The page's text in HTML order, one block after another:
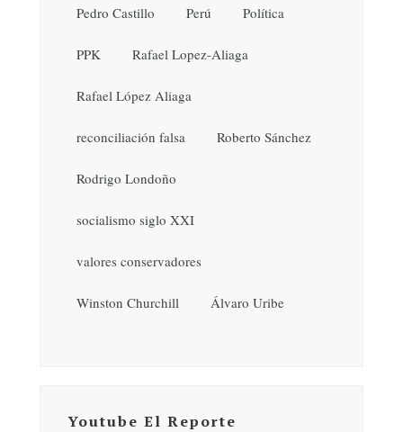
Pedro Castillo Perú Política
PPK Rafael Lopez-Aliaga
Rafael López Aliaga
reconciliación falsa Roberto Sánchez
Rodrigo Londoño
socialismo siglo XXI
valores conservadores
Winston Churchill Álvaro Uribe
Youtube El Reporte